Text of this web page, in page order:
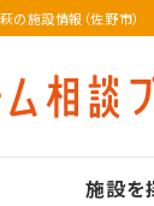
の施設情報（佐野市）
施設を